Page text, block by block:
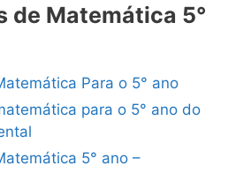
de Matemática 5°
Para o 5° ano
para o 5° ano do
5° ano –